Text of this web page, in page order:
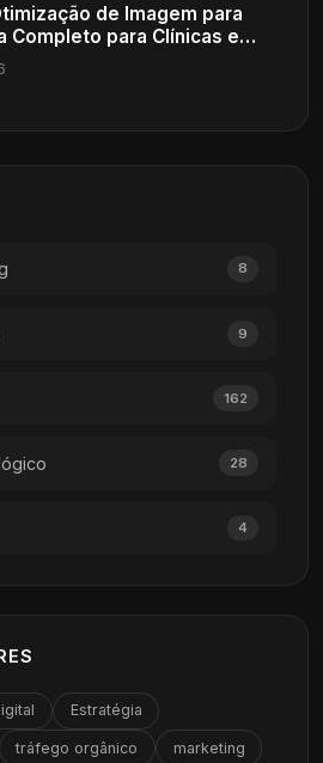
de Imagem para
Completo para Clínicas e
8
9
162
28
4
Estratégia
tráfego orgânico marketing